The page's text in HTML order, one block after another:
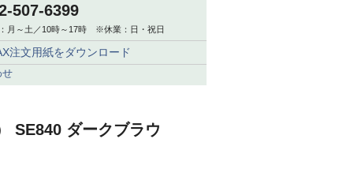
507-6399
月～土／10時～17時 ※休業：日・祝日
注文用紙をダウンロード
せ
SE840 ダークブラウ